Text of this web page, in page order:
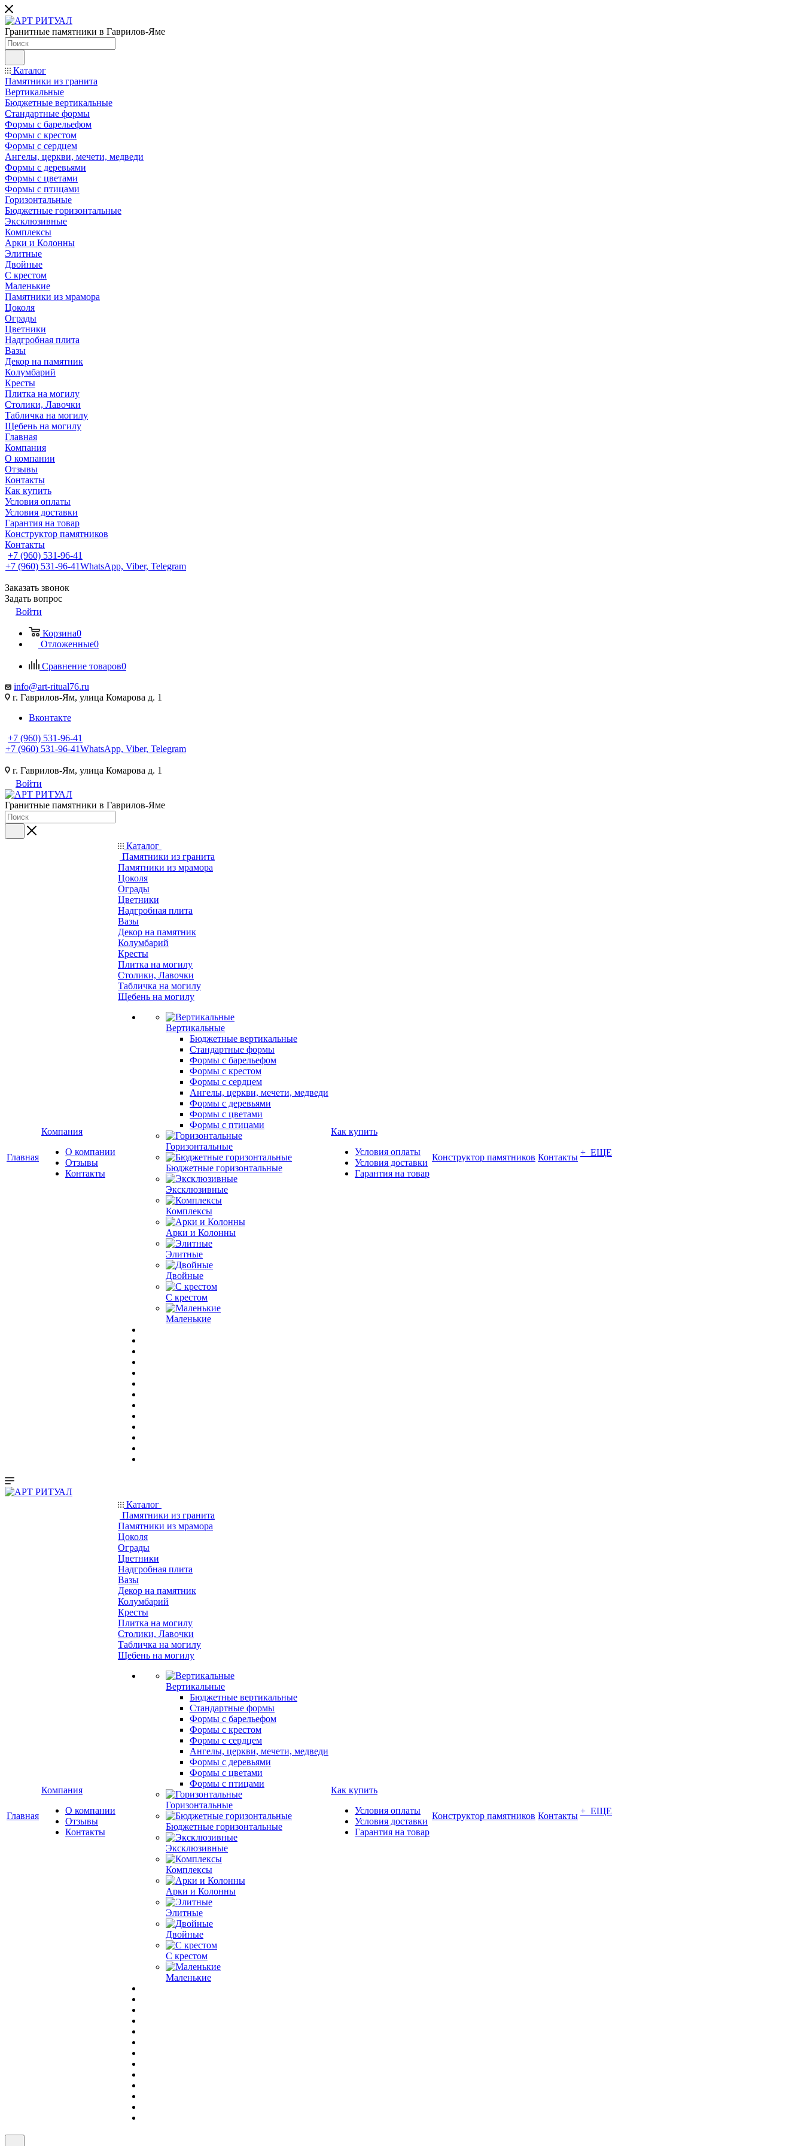
Гранитные памятники в Гаврилов-Яме
Каталог
Памятники из гранита
Вертикальные
Бюджетные вертикальные
Стандартные формы
Формы с барельефом
Формы с крестом
Формы с сердцем
Ангелы, церкви, мечети, медведи
Формы с деревьями
Формы с цветами
Формы с птицами
Горизонтальные
Бюджетные горизонтальные
Эксклюзивные
Комплексы
Арки и Колонны
Элитные
Двойные
С крестом
Маленькие
Памятники из мрамора
Цоколя
Ограды
Цветники
Надгробная плита
Вазы
Декор на памятник
Колумбарий
Кресты
Плитка на могилу
Столики, Лавочки
Табличка на могилу
Щебень на могилу
Главная
Компания
О компании
Отзывы
Контакты
Как купить
Условия оплаты
Условия доставки
Гарантия на товар
Конструктор памятников
Контакты
+7 (960) 531-96-41
+7 (960) 531-96-41WhatsApp, Viber, Telegram
Заказать звонок
Задать вопрос
Войти
Корзина0
Отложенные0
Сравнение товаров0
info@art-ritual76.ru
г. Гаврилов-Ям, улица Комарова д. 1
Вконтакте
+7 (960) 531-96-41
+7 (960) 531-96-41WhatsApp, Viber, Telegram
г. Гаврилов-Ям, улица Комарова д. 1
Войти
Гранитные памятники в Гаврилов-Яме
Главная
Компания
О компании
Отзывы
Контакты
Каталог
Памятники из гранита
Памятники из мрамора
Цоколя
Ограды
Цветники
Надгробная плита
Вазы
Декор на памятник
Колумбарий
Кресты
Плитка на могилу
Столики, Лавочки
Табличка на могилу
Щебень на могилу
Вертикальные
Бюджетные вертикальные
Стандартные формы
Формы с барельефом
Формы с крестом
Формы с сердцем
Ангелы, церкви, мечети, медведи
Формы с деревьями
Формы с цветами
Формы с птицами
Горизонтальные
Бюджетные горизонтальные
Эксклюзивные
Комплексы
Арки и Колонны
Элитные
Двойные
С крестом
Маленькие
Как купить
Условия оплаты
Условия доставки
Гарантия на товар
Конструктор памятников Контакты + ЕЩЕ
Главная
Компания
О компании
Отзывы
Контакты
Каталог
Памятники из гранита
Памятники из мрамора
Цоколя
Ограды
Цветники
Надгробная плита
Вазы
Декор на памятник
Колумбарий
Кресты
Плитка на могилу
Столики, Лавочки
Табличка на могилу
Щебень на могилу
Вертикальные
Бюджетные вертикальные
Стандартные формы
Формы с барельефом
Формы с крестом
Формы с сердцем
Ангелы, церкви, мечети, медведи
Формы с деревьями
Формы с цветами
Формы с птицами
Горизонтальные
Бюджетные горизонтальные
Эксклюзивные
Комплексы
Арки и Колонны
Элитные
Двойные
С крестом
Маленькие
Как купить
Условия оплаты
Условия доставки
Гарантия на товар
Конструктор памятников Контакты + ЕЩЕ